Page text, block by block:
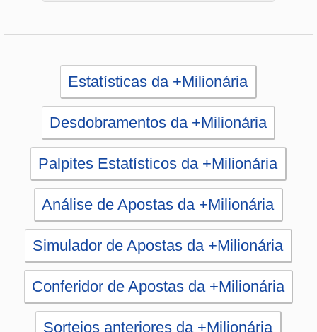
Análise de Apostas da +Milionária
Conferidor de Apostas da +Milionária
Sorteios anteriores da +Milionária